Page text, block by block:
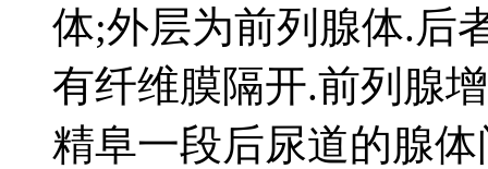
体;外层为前列腺体.后
有纤维膜隔开.前列腺
精阜一段后尿道的腺